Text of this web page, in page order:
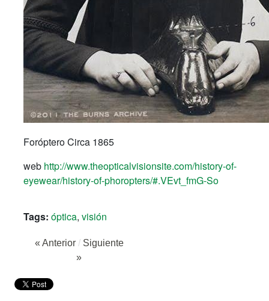
Foróptero Circa 1865
web http://www.theopticalvisionsite.com/history-of-
eyewear/history-of-phoropters/#.VEvt_fmG-So
Tags: óptica, visión
« Anterior / Siguiente
»